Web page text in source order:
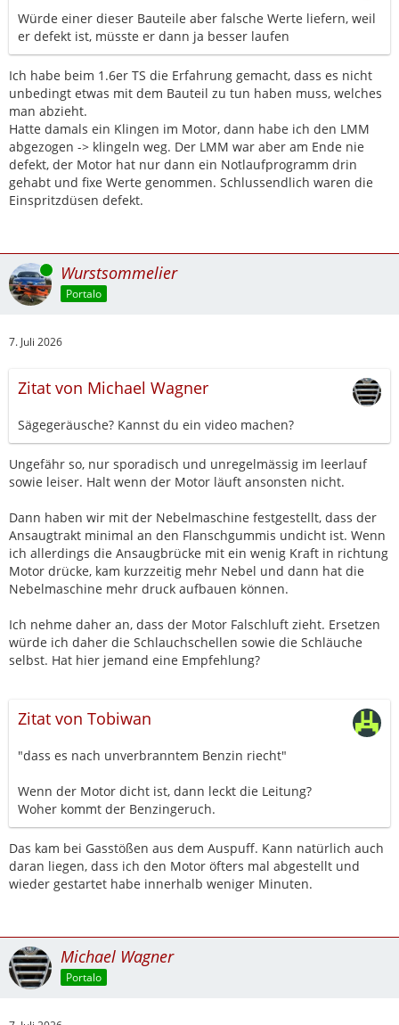
Würde einer dieser Bauteile aber falsche Werte liefern, weil
er defekt ist, müsste er dann ja besser laufen
Ich habe beim 1.6er TS die Erfahrung gemacht, dass es nicht
unbedingt etwas mit dem Bauteil zu tun haben muss, welches
man abzieht.
Hatte damals ein Klingen im Motor, dann habe ich den LMM
abgezogen -> klingeln weg. Der LMM war aber am Ende nie
defekt, der Motor hat nur dann ein Notlaufprogramm drin
gehabt und fixe Werte genommen. Schlussendlich waren die
Einspritzdüsen defekt.
Online Wurstsommelier
Portalo
7. Juli 2026
Zitat von Michael Wagner
Sägegeräusche? Kannst du ein video machen?
Ungefähr so, nur sporadisch und unregelmässig im leerlauf
sowie leiser. Halt wenn der Motor läuft ansonsten nicht.
Dann haben wir mit der Nebelmaschine festgestellt, dass der
Ansaugtrakt minimal an den Flanschgummis undicht ist. Wenn
ich allerdings die Ansaugbrücke mit ein wenig Kraft in richtung
Motor drücke, kam kurzzeitig mehr Nebel und dann hat die
Nebelmaschine mehr druck aufbauen können.
Ich nehme daher an, dass der Motor Falschluft zieht. Ersetzen
würde ich daher die Schlauchschellen sowie die Schläuche
selbst. Hat hier jemand eine Empfehlung?
Zitat von Tobiwan
"dass es nach unverbranntem Benzin riecht"
Wenn der Motor dicht ist, dann leckt die Leitung?
Woher kommt der Benzingeruch.
Das kam bei Gasstößen aus dem Auspuff. Kann natürlich auch
daran liegen, dass ich den Motor öfters mal abgestellt und
wieder gestartet habe innerhalb weniger Minuten.
Michael Wagner
Portalo